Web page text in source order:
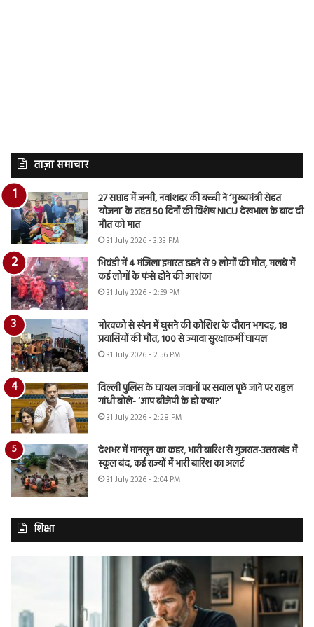
ताज़ा समाचार
27 सप्ताह में जन्मी, नवांशहर की बच्ची ने ‘मुख्यमंत्री सेहत
योजना’ के तहत 50 दिनों की विशेष NICU देखभाल के बाद दी
मौत को मात
31 July 2026 - 3:33 PM
भिवंडी में 4 मंजिला इमारत ढहने से 9 लोगों की मौत, मलबे में
कई लोगों के फंसे होने की आशंका
31 July 2026 - 2:59 PM
मोरक्को से स्पेन में घुसने की कोशिश के दौरान भगदड़, 18
प्रवासियों की मौत, 100 से ज्यादा सुरक्षाकर्मी घायल
31 July 2026 - 2:56 PM
दिल्ली पुलिस के घायल जवानों पर सवाल पूछे जाने पर राहुल
गांधी बोले- ‘आप बीजेपी के हो क्या?’
31 July 2026 - 2:28 PM
देशभर में मानसून का कहर, भारी बारिश से गुजरात-उत्तराखंड में
स्कूल बंद, कई राज्यों में भारी बारिश का अलर्ट
31 July 2026 - 2:04 PM
शिक्षा